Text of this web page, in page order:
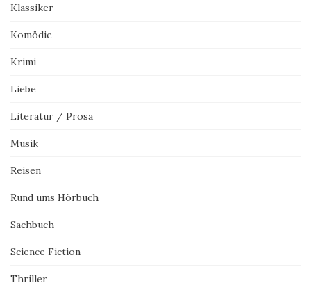
Klassiker
Komödie
Krimi
Liebe
Literatur / Prosa
Musik
Reisen
Rund ums Hörbuch
Sachbuch
Science Fiction
Thriller